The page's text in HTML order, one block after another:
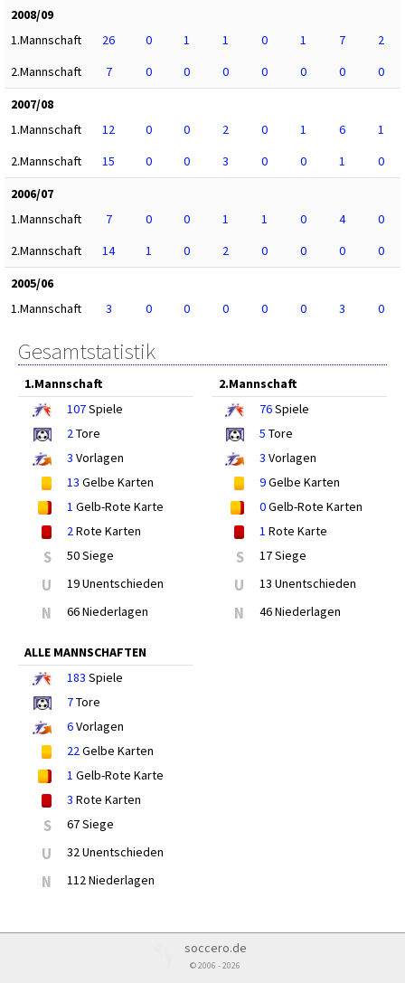
2008/09
1.Mannschaft
26 0 1 1 0 1 7
2
2.Mannschaft
7 0 0 0 0 0 0
0
2007/08
1.Mannschaft
12 0 0 2 0 1 6
1
2.Mannschaft
15 0 0 3 0 0 1
0
2006/07
1.Mannschaft
7 0 0 1 1 0 4
0
2.Mannschaft
14 1 0 2 0 0 0
0
2005/06
1.Mannschaft
3 0 0 0 0 0 3 0
Gesamtstatistik
1.Mannschaft
107Spiele
2Tore
3 Vorlagen
13 Gelbe Karten
1 Gelb-Rote Karte
2Rote Karten
S 50 Siege
U 19 Unentschieden
N 66 Niederlagen
2.Mannschaft
76Spiele
5 Tore
3 Vorlagen
9Gelbe Karten
0Gelb-Rote Karten
1 Rote Karte
S 17 Siege
U 13 Unentschieden
N 46 Niederlagen
ALLE MANNSCHAFTEN
183 Spiele
7Tore
6Vorlagen
22Gelbe Karten
1 Gelb-Rote Karte
3 Rote Karten
S 67 Siege
U 32 Unentschieden
N 112 Niederlagen
soccero.de
© 2006 - 2026